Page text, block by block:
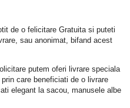
de o felicitare Gratuita si puteti
sau anonimat, bifand acest
putem oferi livrare speciala
care beneficiati de o livrare
elegant la sacou, manusele albe